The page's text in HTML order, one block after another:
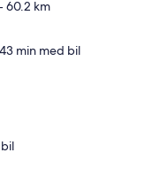
60.2 km
min med bil
bil